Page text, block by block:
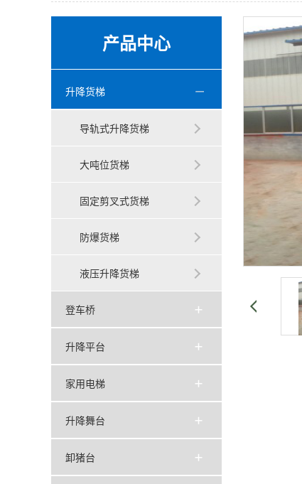
产品中心
升降货梯
导轨式升降货梯
大吨位货梯
固定剪叉式货梯
防爆货梯
液压升降货梯
登车桥
升降平台
家用电梯
升降舞台
卸猪台